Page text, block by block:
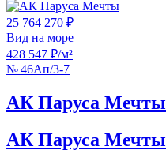
25 764 270 ₽
Вид на море
428 547 ₽/м²
№ 46Ап/3-7
АК Паруса Мечты
АК Паруса Мечты